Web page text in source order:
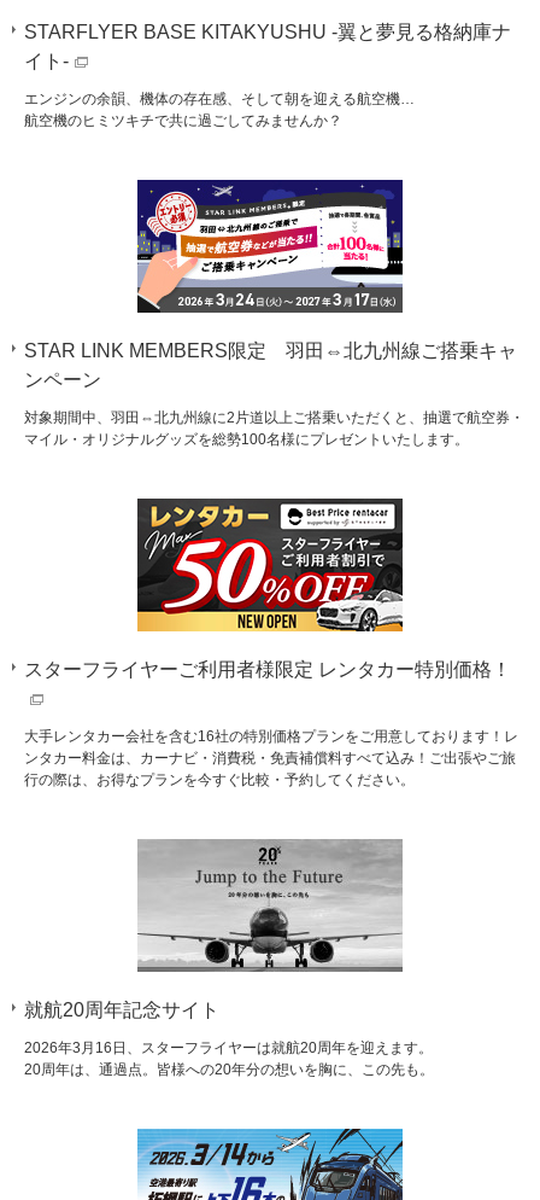
STARFLYER BASE KITAKYUSHU -翼と夢見る格納庫ナ
イト-
エンジンの余韻、機体の存在感、そして朝を迎える航空機…
航空機のヒミツキチで共に過ごしてみませんか？
STAR LINK MEMBERS限定 羽田⇔北九州線ご搭乗キャ
ンペーン
対象期間中、羽田⇔北九州線に2片道以上ご搭乗いただくと、抽選で航空券・
マイル・オリジナルグッズを総勢100名様にプレゼントいたします。
スターフライヤーご利⽤者様限定 レンタカー特別価格！
⼤⼿レンタカー会社を含む16社の特別価格プランをご⽤意しております！レ
ンタカー料⾦は、カーナビ・消費税・免責補償料すべて込み！ご出張やご旅
⾏の際は、お得なプランを今すぐ⽐較・予約してください。
就航20周年記念サイト
2026年3月16日、スターフライヤーは就航20周年を迎えます。
20周年は、通過点。皆様への20年分の想いを胸に、この先も。